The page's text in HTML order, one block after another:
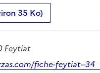
35 Ko)
Feytiat
fiche-feytiat--34